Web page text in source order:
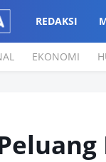
REDAKSI
EKONOMI